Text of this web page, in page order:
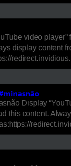
video
display content
Display
content.